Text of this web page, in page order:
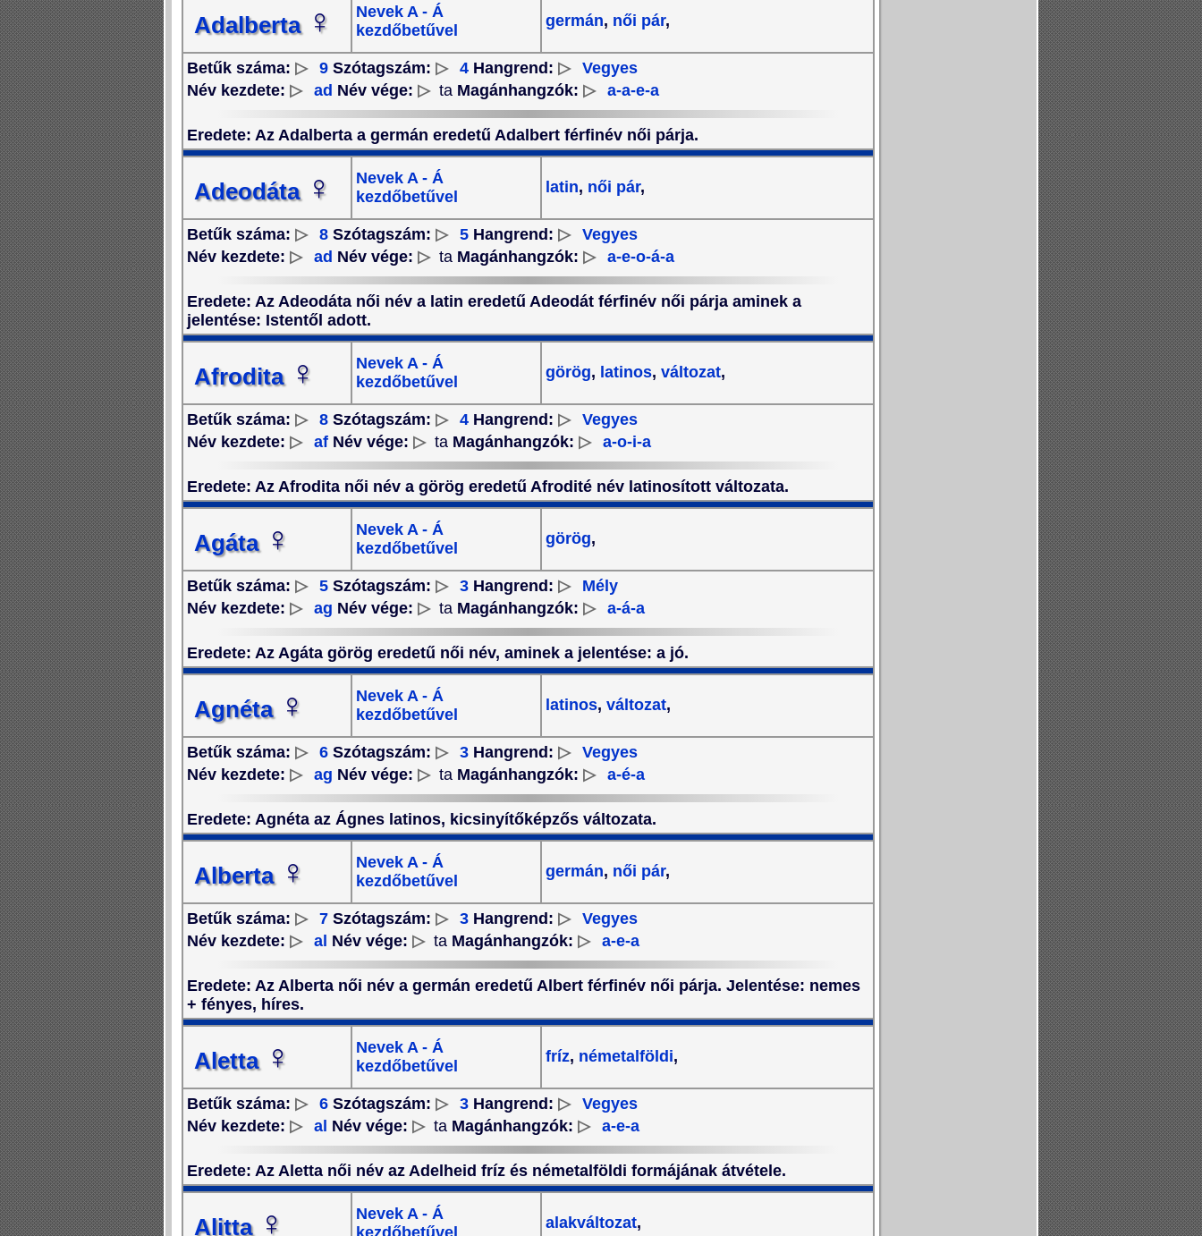
Adalberta ♀
Nevek A - Á
kezdőbetűvel
germán, női pár,
Betűk száma: ▷ 9 Szótagszám: ▷ 4 Hangrend: ▷
Vegyes
Név kezdete: ▷ ad Név vége: ▷ ta Magánhangzók: ▷ a-a-e-a
Eredete: Az Adalberta a germán eredetű Adalbert férfinév női párja.
Adeodáta ♀
Nevek A - Á
kezdőbetűvel
latin, női pár,
Betűk száma: ▷ 8 Szótagszám: ▷ 5 Hangrend: ▷
Vegyes
Név kezdete: ▷ ad Név vége: ▷ ta Magánhangzók: ▷ a-e-o-á-a
Eredete: Az Adeodáta női név a latin eredetű Adeodát férfinév női párja aminek a
jelentése: Istentől adott.
Afrodita ♀
Nevek A - Á
kezdőbetűvel
görög, latinos, változat,
Betűk száma: ▷ 8 Szótagszám: ▷ 4 Hangrend: ▷
Vegyes
Név kezdete: ▷ af Név vége: ▷ ta Magánhangzók: ▷ a-o-i-a
Eredete: Az Afrodita női név a görög eredetű Afrodité név latinosított változata.
Agáta ♀
Nevek A - Á
kezdőbetűvel
görög,
Betűk száma: ▷ 5 Szótagszám: ▷ 3 Hangrend: ▷
Mély
Név kezdete: ▷ ag Név vége: ▷ ta Magánhangzók: ▷ a-á-a
Eredete: Az Agáta görög eredetű női név, aminek a jelentése: a jó.
Agnéta ♀
Nevek A - Á
kezdőbetűvel
latinos, változat,
Betűk száma: ▷ 6 Szótagszám: ▷ 3 Hangrend: ▷
Vegyes
Név kezdete: ▷ ag Név vége: ▷ ta Magánhangzók: ▷ a-é-a
Eredete: Agnéta az Ágnes latinos, kicsinyítőképzős változata.
Alberta ♀
Nevek A - Á
kezdőbetűvel
germán, női pár,
Betűk száma: ▷ 7 Szótagszám: ▷ 3 Hangrend: ▷
Vegyes
Név kezdete: ▷ al Név vége: ▷ ta Magánhangzók: ▷ a-e-a
Eredete: Az Alberta női név a germán eredetű Albert férfinév női párja. Jelentése: nemes
+ fényes, híres.
Aletta ♀
Nevek A - Á
kezdőbetűvel
fríz, németalföldi,
Betűk száma: ▷ 6 Szótagszám: ▷ 3 Hangrend: ▷
Vegyes
Név kezdete: ▷ al Név vége: ▷ ta Magánhangzók: ▷ a-e-a
Eredete: Az Aletta női név az Adelheid fríz és németalföldi formájának átvétele.
Alitta ♀
Nevek A - Á
kezdőbetűvel
alakváltozat,